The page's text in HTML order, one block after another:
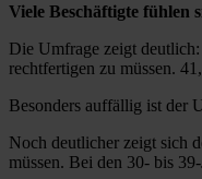
Viele Beschäftigte fühlen
Die Umfrage zeigt
rechtfertigen zu müssen.
Besonders auffällig ist der
Noch deutlicher zeigt sich
müssen. Bei den 30- bis